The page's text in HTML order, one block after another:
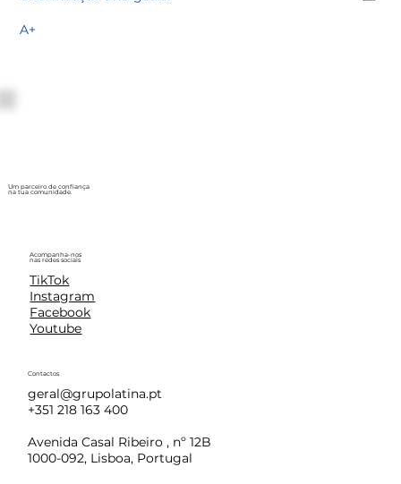
A+
Um parceiro de confiança
na tua comunidade.
Acompanha-nos
nas redes sociais
TikTok
Instagram
Facebook
Youtube
Contactos
geral@grupolatina.pt
+351 218 163 400
Avenida Casal Ribeiro , nº 12B
1000-092, Lisboa, Portugal